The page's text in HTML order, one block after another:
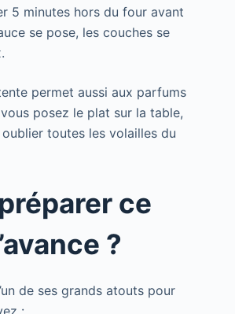
5 minutes hors du four avant
se pose, les couches se
permet aussi aux parfums
posez le plat sur la table,
toutes les volailles du
ce
?
de ses grands atouts pour